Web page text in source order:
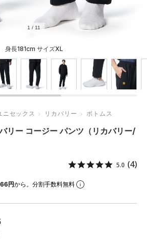
1 / 11
身長181cm サイズXL
ニセックス リカバリー ボトムス
リー コージー パンツ（リカバリー/
5.0 (4)
円から。分割手数料無料